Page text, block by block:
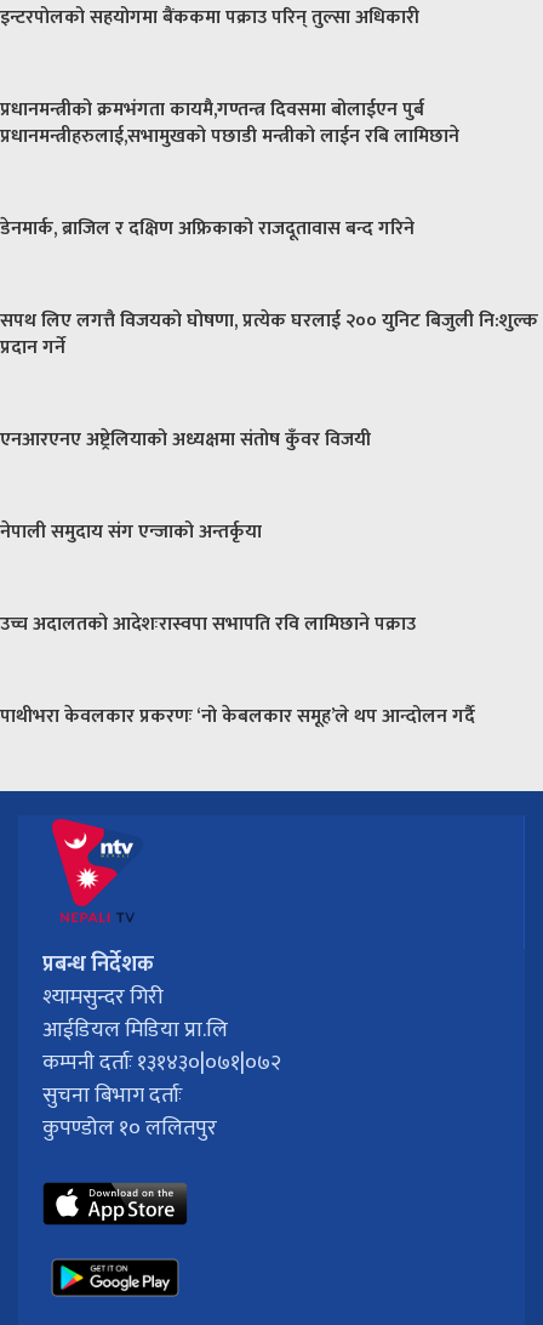
इन्टरपोलको सहयोगमा बैंककमा पक्राउ परिन् तुल्सा अधिकारी
प्रधानमन्त्रीको क्रमभंगता कायमै,गण्तन्त्र दिवसमा बोलाईएन पुर्ब
प्रधानमन्त्रीहरुलाई,सभामुखको पछाडी मन्त्रीको लाईन रबि लामिछाने
डेनमार्क, ब्राजिल र दक्षिण अफ्रिकाको राजदूतावास बन्द गरिने
सपथ लिए लगत्तै विजयको घोषणा, प्रत्येक घरलाई २०० युनिट बिजुली नि:शुल्क
प्रदान गर्ने
एनआरएनए अष्ट्रेलियाको अध्यक्षमा संतोष कुँवर विजयी
नेपाली समुदाय संग एन्जाको अन्तर्कृया
उच्च अदालतको आदेशःरास्वपा सभापति रवि लामिछाने पक्राउ
पाथीभरा केवलकार प्रकरणः ‘नो केबलकार समूह’ले थप आन्दोलन गर्दै
प्रबन्ध निर्देशक
श्यामसुन्दर गिरी
आईडियल मिडिया प्रा.लि
कम्पनी दर्ताः १३१४३०|०७१|०७२
सुचना बिभाग दर्ताः
कुपण्डोल १० ललितपुर